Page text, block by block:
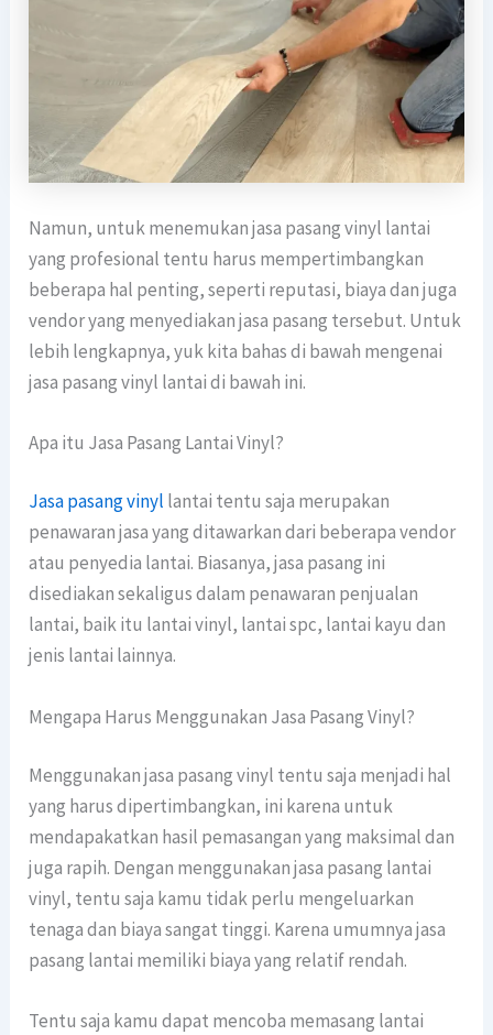
Namun, untuk menemukan jasa pasang vinyl lantai
yang profesional tentu harus mempertimbangkan
beberapa hal penting, seperti reputasi, biaya dan juga
vendor yang menyediakan jasa pasang tersebut. Untuk
lebih lengkapnya, yuk kita bahas di bawah mengenai
jasa pasang vinyl lantai di bawah ini.
Apa itu Jasa Pasang Lantai Vinyl?
Jasa pasang vinyl lantai tentu saja merupakan
penawaran jasa yang ditawarkan dari beberapa vendor
atau penyedia lantai. Biasanya, jasa pasang ini
disediakan sekaligus dalam penawaran penjualan
lantai, baik itu lantai vinyl, lantai spc, lantai kayu dan
jenis lantai lainnya.
Mengapa Harus Menggunakan Jasa Pasang Vinyl?
Menggunakan jasa pasang vinyl tentu saja menjadi hal
yang harus dipertimbangkan, ini karena untuk
mendapakatkan hasil pemasangan yang maksimal dan
juga rapih. Dengan menggunakan jasa pasang lantai
vinyl, tentu saja kamu tidak perlu mengeluarkan
tenaga dan biaya sangat tinggi. Karena umumnya jasa
pasang lantai memiliki biaya yang relatif rendah.
Tentu saja kamu dapat mencoba memasang lantai